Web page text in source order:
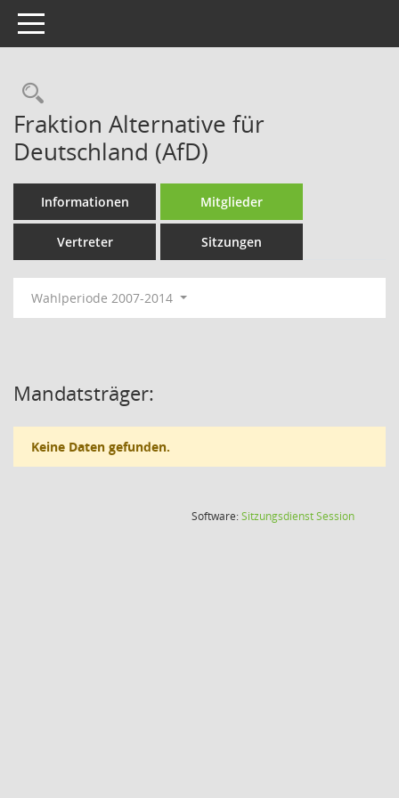
Toggle navigation
Rechercheauswahl
Fraktion Alternative für
Deutschland (AfD)
Informationen Mitglieder
Vertreter Sitzungen
Wahlperiode 2007-2014
Mandatsträger:
Keine Daten gefunden.
Software:SitzungsdienstSession(Wird in